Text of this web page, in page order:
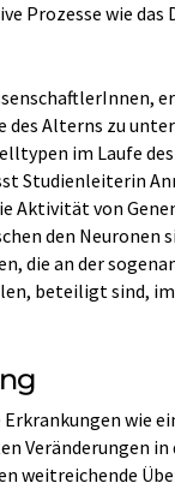
Prozesse wie das
Alterns zu
im Laufe
Studienleiterin
Aktivität von
den Neuronen
die an der
beteiligt sind, im
wie
Veränderungen in
weitreichende